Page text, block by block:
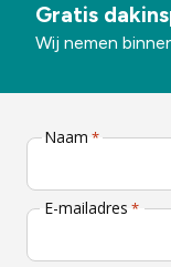
Gratis
Wij nemen
Naam *
E-mailadres *